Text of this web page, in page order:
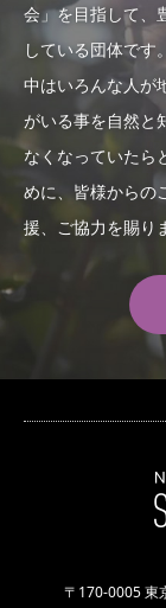
会」を目指して、
している団体です
中はいろんな人が
がいる事を自然と
なくなっていたら
めに、皆様からの
援、ご協力を賜り
〒170-0005 東